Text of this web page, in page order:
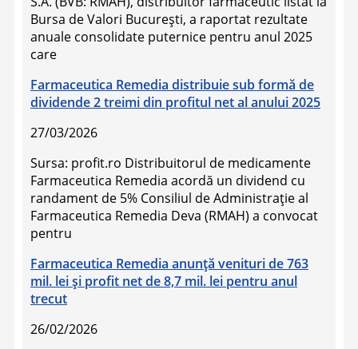
Bursa de Valori București, a raportat rezultate
anuale consolidate puternice pentru anul 2025
care
Farmaceutica Remedia distribuie sub formă de
dividende 2 treimi din profitul net al anului 2025
27/03/2026
Sursa: profit.ro Distribuitorul de medicamente
Farmaceutica Remedia acordă un dividend cu
randament de 5% Consiliul de Administrație al
Farmaceutica Remedia Deva (RMAH) a convocat
pentru
Farmaceutica Remedia anunţă venituri de 763
mil. lei şi profit net de 8,7 mil. lei pentru anul
trecut
26/02/2026